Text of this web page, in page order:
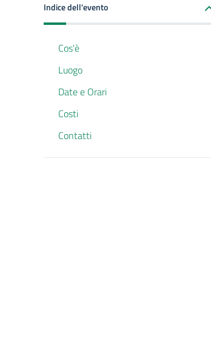
Indice dell'evento
Cos'è
Luogo
Date e Orari
Costi
Contatti